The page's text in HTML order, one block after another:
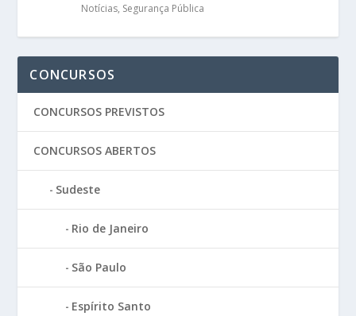
Notícias, Segurança Pública
CONCURSOS
CONCURSOS PREVISTOS
CONCURSOS ABERTOS
Sudeste
Rio de Janeiro
São Paulo
Espírito Santo